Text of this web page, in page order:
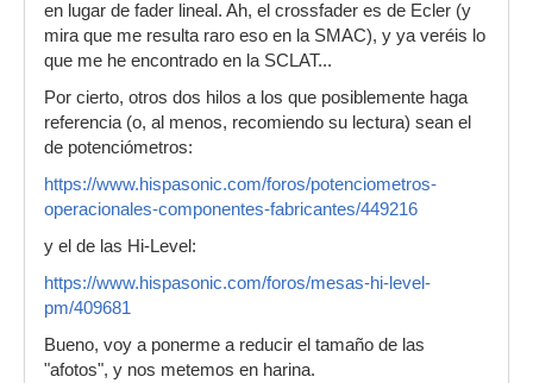
en lugar de fader lineal. Ah, el crossfader es de Ecler (y
mira que me resulta raro eso en la SMAC), y ya veréis lo
que me he encontrado en la SCLAT...
Por cierto, otros dos hilos a los que posiblemente haga
referencia (o, al menos, recomiendo su lectura) sean el
de potenciómetros:
https://www.hispasonic.com/foros/potenciometros-
operacionales-componentes-fabricantes/449216
y el de las Hi-Level:
https://www.hispasonic.com/foros/mesas-hi-level-
pm/409681
Bueno, voy a ponerme a reducir el tamaño de las
"afotos", y nos metemos en harina.